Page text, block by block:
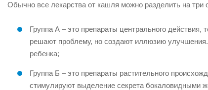
Обычно все лекарства от кашля можно разделить на три
Группа А – это препараты центрального
решают проблему, но создают иллюзию
ребенка;
Группа Б – это препараты растительного
стимулируют выделение секрета бокаловидными